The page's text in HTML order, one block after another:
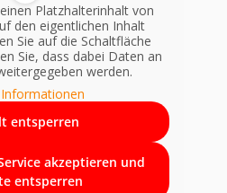
Platzhalterinhalt von
den eigentlichen Inhalt
Sie auf die Schaltfläche
Sie, dass dabei Daten an
werden.
entsperren
akzeptieren und
entsperren